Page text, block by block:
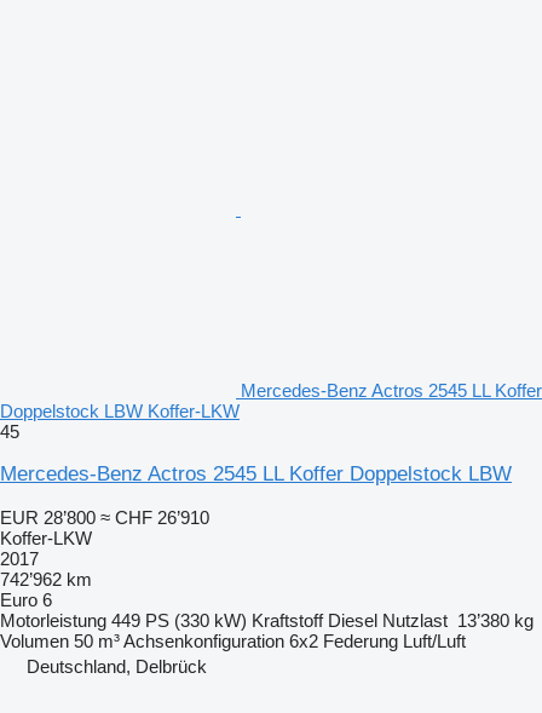
Mercedes-Benz Actros 2545 LL Koffer
Doppelstock LBW Koffer-LKW
45
Mercedes-Benz Actros 2545 LL Koffer Doppelstock LBW
EUR 28’800 ≈ CHF 26’910
Koffer-LKW
2017
742’962 km
Euro 6
Motorleistung 449 PS (330 kW) Kraftstoff Diesel Nutzlast 13’380 kg
Volumen 50 m³Achsenkonfiguration 6x2 Federung Luft/Luft
Deutschland, Delbrück